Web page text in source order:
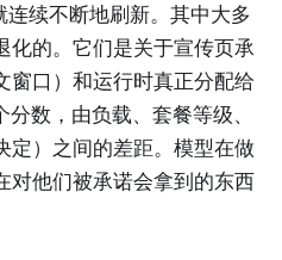
续不断地刷新。其中大多
化的。它们是关于宣传页承
窗口）和运行时真正分配给
数，由负载、套餐等级、
定）之间的差距。模型在做
对他们被承诺会拿到的东西